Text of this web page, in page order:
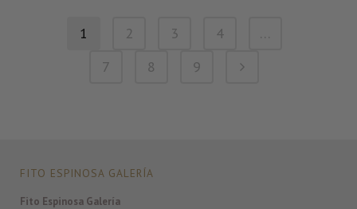
1 2 3 4
…
7
8 9
FITO ESPINOSA GALERÍA
Fito Espinosa Galería